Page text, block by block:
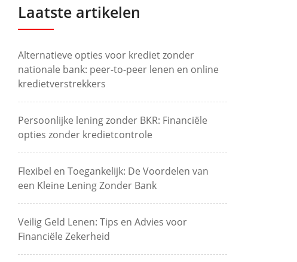
Laatste artikelen
Alternatieve opties voor krediet zonder
nationale bank: peer-to-peer lenen en online
kredietverstrekkers
Persoonlijke lening zonder BKR: Financiële
opties zonder kredietcontrole
Flexibel en Toegankelijk: De Voordelen van
een Kleine Lening Zonder Bank
Veilig Geld Lenen: Tips en Advies voor
Financiële Zekerheid